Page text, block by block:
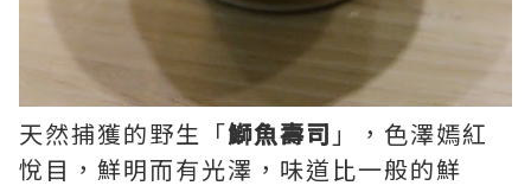
天然捕獲的野生「鰤魚壽司 」，色澤嫣紅
悅目，鮮明而有光澤，味道比一般的鮮